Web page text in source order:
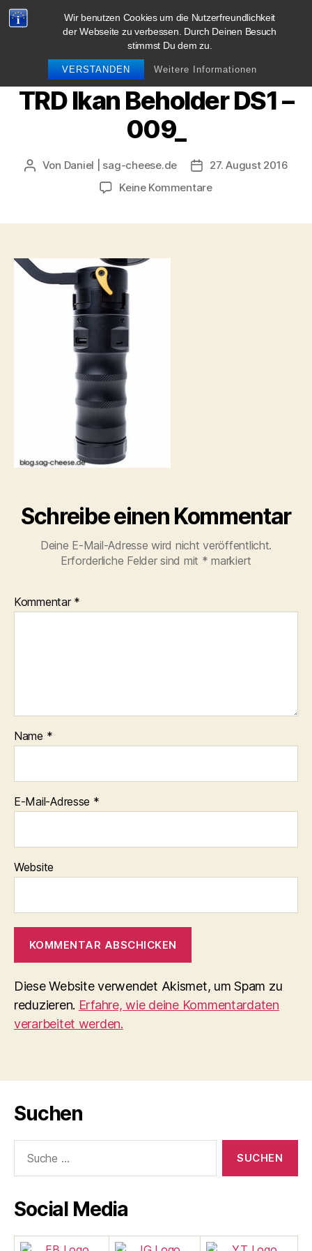
Wir benutzen Cookies um die Nutzerfreundlichkeit
der Webseite zu verbessen. Durch Deinen Besuch
stimmst Du dem zu.
VERSTANDEN Weitere Informationen
blog.sag-cheese.de
TRD Ikan Beholder DS1 –
009_
Beitragsautor
Von Daniel | sag-cheese.de Beitragsdatum
27. August 2016
Keine Kommentarezu
Schreibe einen Kommentar
Deine E-Mail-Adresse wird nicht veröffentlicht.
Erforderliche Felder sind mit * markiert
Kommentar *
Name *
E-Mail-Adresse *
Website
Diese Website verwendet Akismet, um Spam zu
reduzieren. Erfahre, wie deine Kommentardaten
verarbeitet werden.
Suchen
nach:
Social Media